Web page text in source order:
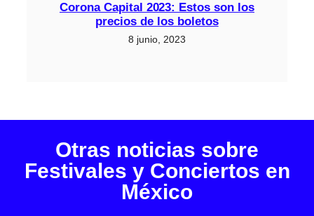
Corona Capital 2023: Estos son los
precios de los boletos
8 junio, 2023
Otras noticias sobre
Festivales y Conciertos en
México